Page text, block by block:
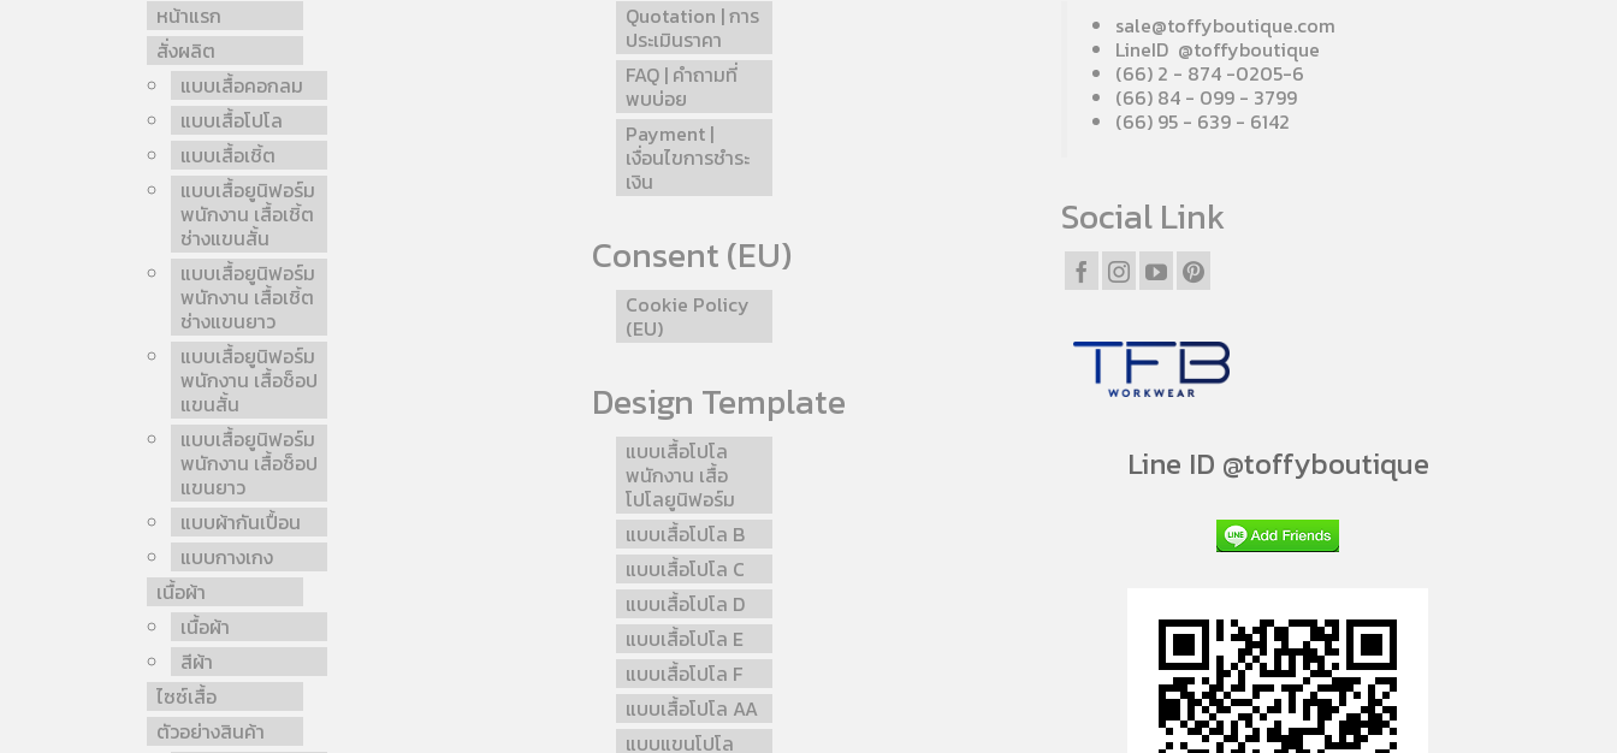
หน้าแรก
สั่งผลิต
แบบเสื้อคอกลม
แบบเสื้อโปโล
แบบเสื้อเชิ้ต
แบบเสื้อยูนิฟอร์ม
พนักงาน เสื้อเชิ้ต
ช่างแขนสั้น
แบบเสื้อยูนิฟอร์ม
พนักงาน เสื้อเชิ้ต
ช่างแขนยาว
แบบเสื้อยูนิฟอร์ม
พนักงาน เสื้อช็อป
แขนสั้น
แบบเสื้อยูนิฟอร์ม
พนักงาน เสื้อช็อป
แขนยาว
แบบผ้ากันเปื้อน
แบบกางเกง
เนื้อผ้า
เนื้อผ้า
สีผ้า
ไซซ์เสื้อ
ตัวอย่างสินค้า
Quotation | การ
ประเมินราคา
FAQ | คำถามที่
พบบ่อย
Payment |
เงื่อนไขการชำระ
เงิน
Consent (EU)
Cookie Policy
(EU)
Design Template
แบบเสื้อโปโล
พนักงาน เสื้อ
โปโลยูนิฟอร์ม
แบบเสื้อโปโล B
แบบเสื้อโปโล C
แบบเสื้อโปโล D
แบบเสื้อโปโล E
แบบเสื้อโปโล F
แบบเสื้อโปโล AA
แบบแขนโปโล
sale@toffyboutique.com
LineID @toffyboutique
(66) 2 - 874 -0205-6
(66) 84 - 099 - 3799
(66) 95 - 639 - 6142
Social Link
Line ID @toffyboutique